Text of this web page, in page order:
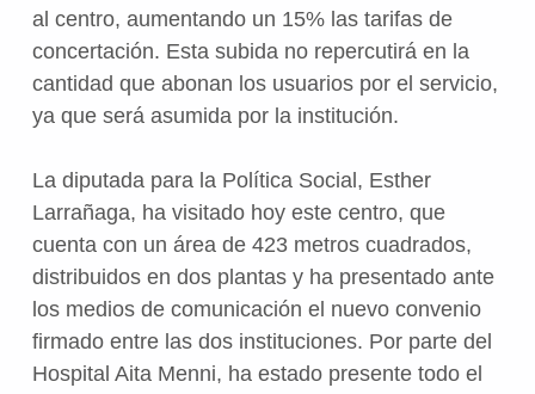
al centro, aumentando un 15% las tarifas de
concertación. Esta subida no repercutirá en la
cantidad que abonan los usuarios por el servicio,
ya que será asumida por la institución.
La diputada para la Política Social, Esther
Larrañaga, ha visitado hoy este centro, que
cuenta con un área de 423 metros cuadrados,
distribuidos en dos plantas y ha presentado ante
los medios de comunicación el nuevo convenio
firmado entre las dos instituciones. Por parte del
Hospital Aita Menni, ha estado presente todo el